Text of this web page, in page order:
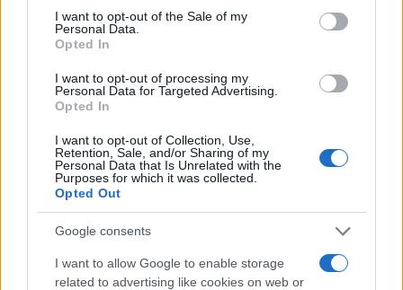
consent section.
I want to opt-out of the Sale of my
Personal Data.
Opted In
I want to opt-out of processing my
Personal Data for Targeted Advertising.
Opted In
I want to opt-out of Collection, Use,
Retention, Sale, and/or Sharing of my
Personal Data that Is Unrelated with the
Purposes for which it was collected.
Opted Out
Google consents
I want to allow Google to enable storage
related to advertising like cookies on web or
F
a
ce
b
o
o
k
T
w
it
te
r
Pi
te
st
W
at
A
p
S
a
Articolo precedente
NOTIZIE RECENTI
Migliori agenzie per l’Attestazione SOA in Italia:
lista delle 4 realtà più efficienti nella g…